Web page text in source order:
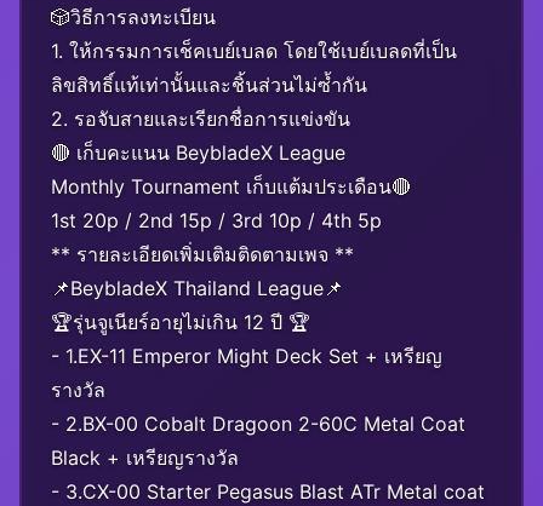
🎲วิธีการลงทะเบียน
1. ให้กรรมการเช็คเบย์เบลด โดยใช้เบย์เบลดที่เป็น
ลิขสิทธิ์แท้เท่านั้นและชิ้นส่วนไม่ซ้ำกัน
2. รอจับสายและเรียกชื่อการแข่งขัน
🔴 เก็บคะแนน BeybladeX League
Monthly Tournament เก็บแต้มประเดือน🔴
1st 20p / 2nd 15p / 3rd 10p / 4th 5p
** รายละเอียดเพิ่มเติมติดตามเพจ **
📌BeybladeX Thailand League📌
🏆รุ่นจูเนียร์อายุไม่เกิน 12 ปี 🏆
- 1.EX-11 Emperor Might Deck Set + เหรียญ
รางวัล
- 2.BX-00 Cobalt Dragoon 2-60C Metal Coat
Black + เหรียญรางวัล
- 3.CX-00 Starter Pegasus Blast ATr Metal coat